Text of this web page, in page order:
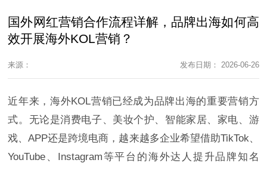
国外网红营销合作流程详解，品牌出海如何高
效开展海外KOL营销？
来源： 发布日期： 2026-06-26
近年来，海外KOL营销已经成为品牌出海的重要营销方
式。无论是消费电子、美妆个护、智能家居、家电、游
戏、APP还是跨境电商，越来越多企业希望借助TikTok、
YouTube、Instagram等平台的海外达人提升品牌知名